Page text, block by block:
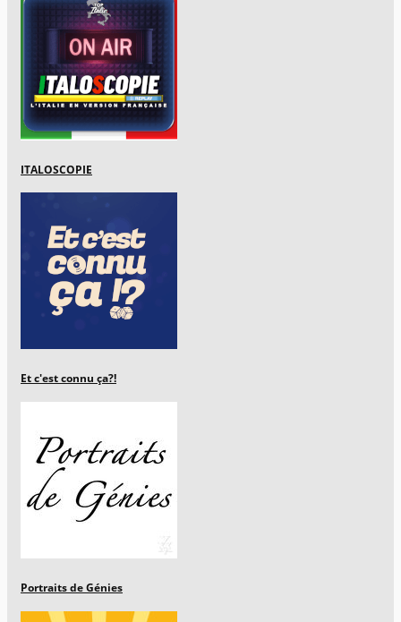
ITALOSCOPIE
Et c'est connu ça?!
Portraits de Génies